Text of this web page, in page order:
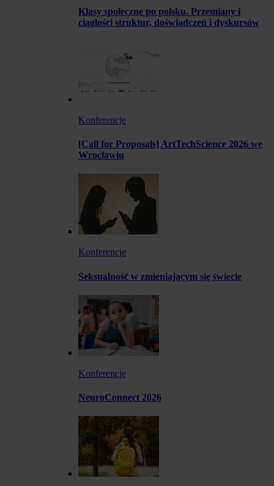
Klasy społeczne po polsku. Przemiany i
ciągłości struktur, doświadczeń i dyskursów
Konferencje
[Call for Proposals] ArtTechScience 2026 we
Wrocławiu
Konferencje
Seksualność w zmieniającym się świecie
Konferencje
NeuroConnect 2026